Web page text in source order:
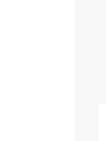
베스
치밀